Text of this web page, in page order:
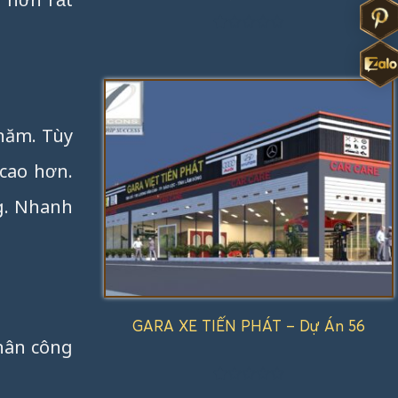
Tùy
hơn.
Nhanh
công
1.00
GARA XE TIẾN PHÁT – Dự Án 56